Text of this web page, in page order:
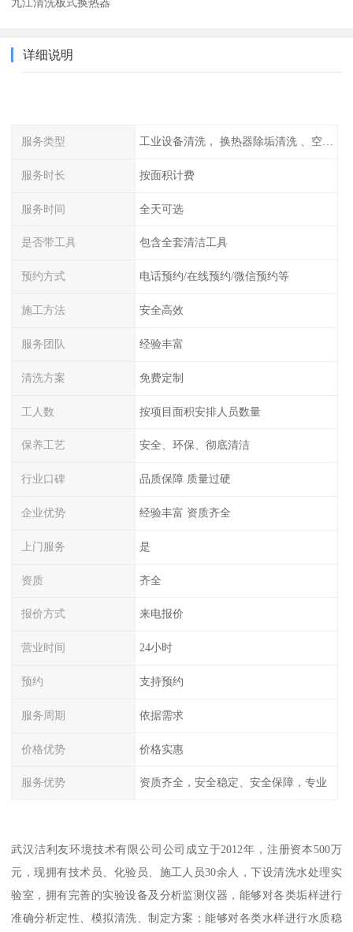
九江清洗板式换热器
详细说明
服务类型 工业设备清洗， 换热器除垢清洗 、空调清洗等
服务时长 按面积计费
服务时间 全天可选
是否带工具 包含全套清洁工具
预约方式 电话预约/在线预约/微信预约等
施工方法 安全高效
服务团队 经验丰富
清洗方案 免费定制
工人数 按项目面积安排人员数量
保养工艺 安全、环保、彻底清洁
行业口碑 品质保障 质量过硬
企业优势 经验丰富 资质齐全
上门服务 是
资质 齐全
报价方式 来电报价
营业时间 24小时
预约 支持预约
服务周期 依据需求
价格优势 价格实惠
服务优势 资质齐全，安全稳定、安全保障，专业
武汉洁利友环境技术有限公司公司成立于2012年，注册资本500万
元，现拥有技术员、化验员、施工人员30余人，下设清洗水处理实
验室，拥有完善的实验设备及分析监测仪器，能够对各类垢样进行
准确分析定性、模拟清洗、制定方案；能够对各类水样进行水质稳